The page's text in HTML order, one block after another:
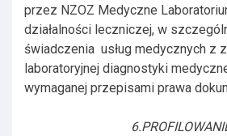
przez NZOZ Medyczne
działalności leczniczej, w
świadczenia usług medycznych z
laboratoryjnej diagnostyki
wymaganej przepisami prawa